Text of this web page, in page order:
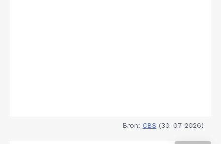
Bron: CBS (30-07-2026)